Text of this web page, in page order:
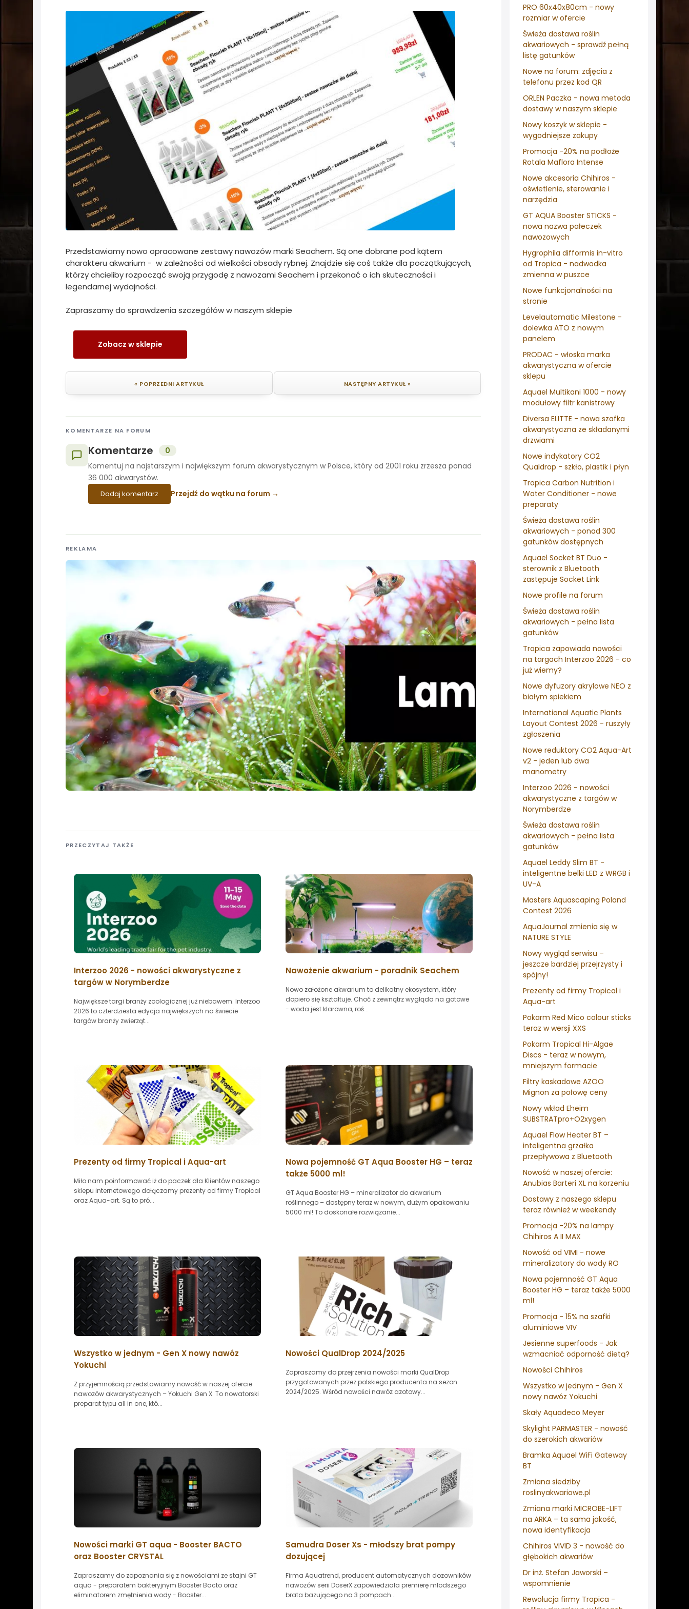
PRO 60x40x80cm - nowy
rozmiar w ofercie
Świeża dostawa roślin
akwariowych - sprawdź pełną
listę gatunków
Nowe na forum: zdjęcia z
telefonu przez kod QR
ORLEN Paczka - nowa metoda
dostawy w naszym sklepie
Nowy koszyk w sklepie -
wygodniejsze zakupy
Promocja -20% na podłoże
Rotala Maflora Intense
Nowe akcesoria Chihiros -
oświetlenie, sterowanie i
narzędzia
GT AQUA Booster STICKS -
nowa nazwa pałeczek
nawozowych
Hygrophila difformis in-vitro
od Tropica - nadwodka
zmienna w puszce
Nowe funkcjonalności na
stronie
Levelautomatic Milestone -
dolewka ATO z nowym
panelem
PRODAC - włoska marka
akwarystyczna w ofercie
sklepu
Aquael Multikani 1000 - nowy
modułowy filtr kanistrowy
Diversa ELITTE - nowa szafka
akwarystyczna ze składanymi
drzwiami
Nowe indykatory CO2
Qualdrop - szkło, plastik i płyn
Tropica Carbon Nutrition i
Water Conditioner - nowe
preparaty
Świeża dostawa roślin
akwariowych - ponad 300
gatunków dostępnych
Aquael Socket BT Duo -
sterownik z Bluetooth
zastępuje Socket Link
Nowe profile na forum
Świeża dostawa roślin
akwariowych - pełna lista
gatunków
Tropica zapowiada nowości
na targach Interzoo 2026 - co
już wiemy?
Nowe dyfuzory akrylowe NEO z
białym spiekiem
International Aquatic Plants
Layout Contest 2026 - ruszyły
zgłoszenia
Nowe reduktory CO2 Aqua-Art
v2 - jeden lub dwa
manometry
Interzoo 2026 - nowości
akwarystyczne z targów w
Norymberdze
Świeża dostawa roślin
akwariowych - pełna lista
gatunków
Aquael Leddy Slim BT -
inteligentne belki LED z WRGB i
UV-A
Masters Aquascaping Poland
Contest 2026
AquaJournal zmienia się w
NATURE STYLE
Nowy wygląd serwisu –
jeszcze bardziej przejrzysty i
spójny!
Prezenty od firmy Tropical i
Aqua-art
Pokarm Red Mico colour sticks
teraz w wersji XXS
Pokarm Tropical Hi-Algae
Discs - teraz w nowym,
mniejszym formacie
Filtry kaskadowe AZOO
Mignon za połowę ceny
Nowy wkład Eheim
SUBSTRATpro+O2xygen
Aquael Flow Heater BT –
inteligentna grzałka
przepływowa z Bluetooth
Nowość w naszej ofercie:
Anubias Barteri XL na korzeniu
Dostawy z naszego sklepu
teraz również w weekendy
Promocja -20% na lampy
Chihiros A II MAX
Nowość od VIMI - nowe
mineralizatory do wody RO
Nowa pojemność GT Aqua
Booster HG – teraz także 5000
ml!
Promocja - 15% na szafki
aluminiowe VIV
Jesienne superfoods - Jak
wzmacniać odporność dietą?
Nowości Chihiros
Wszystko w jednym - Gen X
nowy nawóz Yokuchi
Skały Aquadeco Meyer
Skylight PARMASTER - nowość
do szerokich akwariów
Bramka Aquael WiFi Gateway
BT
Zmiana siedziby
roslinyakwariowe.pl
Zmiana marki MICROBE-LIFT
na ARKA – ta sama jakość,
nowa identyfikacja
Chihiros VIVID 3 - nowość do
głębokich akwariów
Dr inż. Stefan Jaworski –
wspomnienie
Rewolucja firmy Tropica -
Przedstawiamy nowo opracowane zestawy nawozów marki Seachem. Są one dobrane pod kątem
charakteru akwarium - w zależności od wielkości obsady rybnej. Znajdzie się coś także dla początkujących,
którzy chcieliby rozpocząć swoją przygodę z nawozami Seachem i przekonać o ich skuteczności i
legendarnej wydajności.
Zapraszamy do sprawdzenia szczegółów w naszym sklepie
Zobacz w sklepie
« POPRZEDNI ARTYKUŁ NASTĘPNY ARTYKUŁ »
KOMENTARZE NA FORUM
Komentarze
0
Komentuj na najstarszym i największym forum akwarystycznym w Polsce, który od 2001 roku zrzesza ponad
36 000 akwarystów.
Dodaj komentarz Przejdź do wątku na forum
REKLAMA
PRZECZYTAJ TAKŻE
Interzoo 2026 - nowości akwarystyczne z
targów w Norymberdze
Największe targi branży zoologicznej już niebawem. Interzoo
2026 to czterdziesta edycja największych na świecie
targów branży zwierząt...
Nawożenie akwarium - poradnik Seachem
Nowo założone akwarium to delikatny ekosystem, który
dopiero się kształtuje. Choć z zewnątrz wygląda na gotowe
- woda jest klarowna, roś...
Prezenty od firmy Tropical i Aqua-art
Miło nam poinformować iż do paczek dla Klientów naszego
sklepu internetowego dołączamy prezenty od firmy Tropical
oraz Aqua-art. Są to pró...
Nowa pojemność GT Aqua Booster HG – teraz
także 5000 ml!
GT Aqua Booster HG – mineralizator do akwarium
roślinnego – dostępny teraz w nowym, dużym opakowaniu
5000 ml! To doskonałe rozwiązanie...
Wszystko w jednym - Gen X nowy nawóz
Yokuchi
Z przyjemnością przedstawiamy nowość w naszej ofercie
nawozów akwarystycznych – Yokuchi Gen X. To nowatorski
preparat typu all in one, któ...
Nowości QualDrop 2024/2025
Zapraszamy do przejrzenia nowości marki QualDrop
przygotowanych przez polskiego producenta na sezon
2024/2025. Wśród nowości nawóz azotowy...
Nowości marki GT aqua - Booster BACTO
oraz Booster CRYSTAL
Zapraszamy do zapoznania się z nowościami ze stajni GT
aqua - preparatem bakteryjnym Booster Bacto oraz
eliminatorem zmętnienia wody - Booster...
Samudra Doser Xs - młodszy brat pompy
dozującej
Firma Aquatrend, producent automatycznych dozowników
nawozów serii DoserX zapowiedziała premierę młodszego
brata bazującego na 3 pompach...